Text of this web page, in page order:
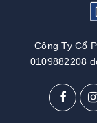
Công Ty Cổ
0109882208